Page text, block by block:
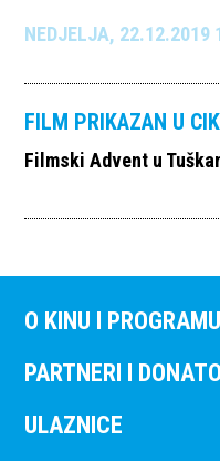
NEDJELJA, 22.12.2019
FILM PRIKAZAN U
Filmski Advent u
O KINU I PROGRAMU
PARTNERI I
ULAZNICE